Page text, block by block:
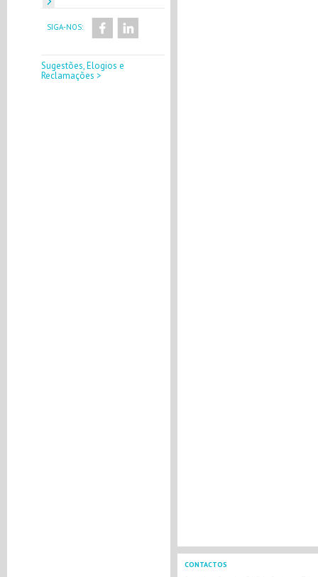
SIGA-NOS:
Sugestões, Elogios e
Reclamações >
CONTACTOS